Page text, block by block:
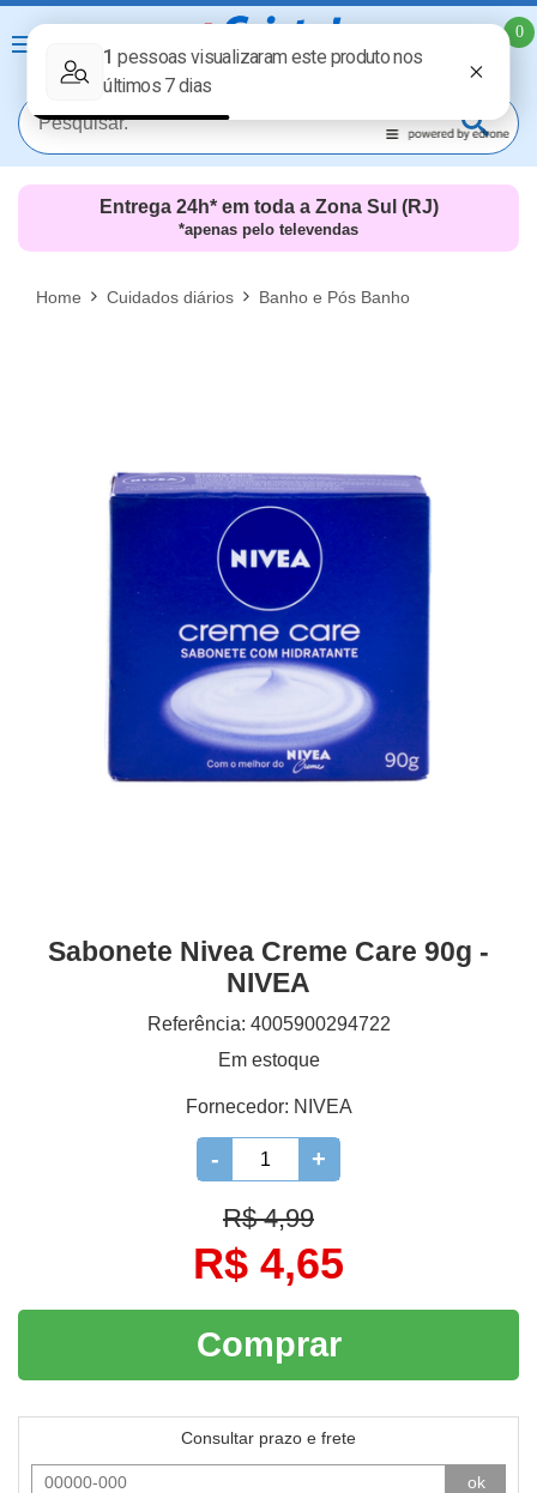
0
MAIS RESULTADOS
Entrega 24h* em toda a Zona Sul (RJ)
*apenas pelo televendas
Home Cuidados diários Banho e Pós Banho
Sabonete Nivea Creme Care 90g -
NIVEA
Referência: 4005900294722
Em estoque
Fornecedor: NIVEA
- +
R$ 4,99
R$ 4,65
Comprar
Consultar prazo e frete
ok